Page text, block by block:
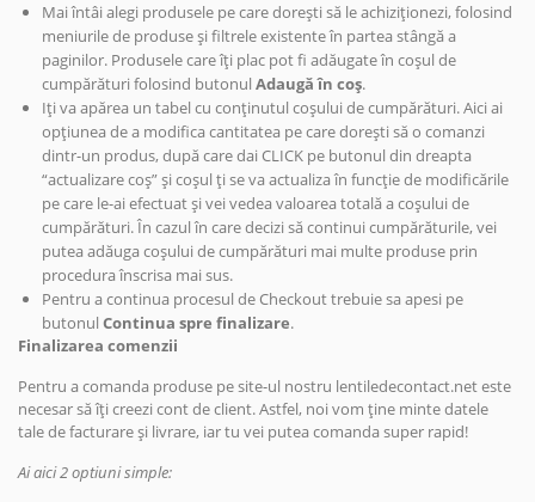
Mai întâi alegi produsele pe care dorești să le achiziționezi, folosind
meniurile de produse și filtrele existente în partea stângă a
paginilor. Produsele care îți plac pot fi adăugate în coșul de
cumpărături folosind butonul Adaugă în coș.
Iți va apărea un tabel cu conținutul coșului de cumpărături. Aici ai
opțiunea de a modifica cantitatea pe care dorești să o comanzi
dintr-un produs, după care dai CLICK pe butonul din dreapta
“actualizare coș” și coșul ți se va actualiza în funcție de modificările
pe care le-ai efectuat și vei vedea valoarea totală a coșului de
cumpărături. În cazul în care decizi să continui cumpărăturile, vei
putea adăuga coșului de cumpărături mai multe produse prin
procedura înscrisa mai sus.
Pentru a continua procesul de Checkout trebuie sa apesi pe
butonul Continua spre finalizare.
Finalizarea comenzii
Pentru a comanda produse pe site-ul nostru lentiledecontact.net este
necesar să îți creezi cont de client. Astfel, noi vom ține minte datele
tale de facturare și livrare, iar tu vei putea comanda super rapid!
Ai aici 2 optiuni simple: